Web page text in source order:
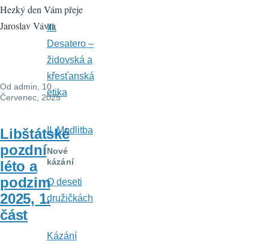
Hezký den Vám přeje
Jaroslav Vávra
Od admin , 10
Červenec, 2025
Libštátské
pozdní
léto a
podzim
2025, 1.
část
III.
Desatero –
židovská a
křesťanská
etika
II. Modlitba
Nové
kázání
O deseti
družičkách
Kázání